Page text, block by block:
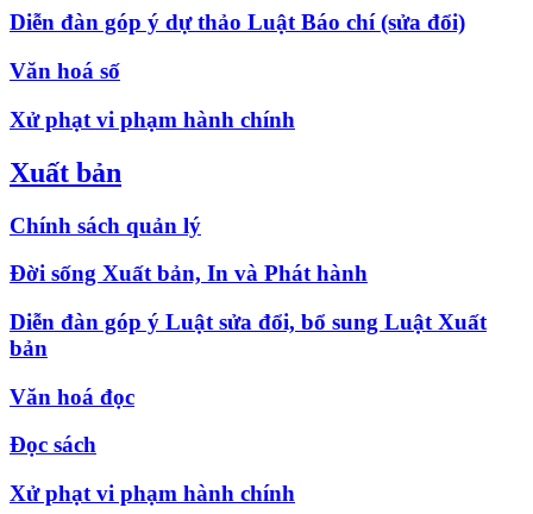
Diễn đàn góp ý dự thảo Luật Báo chí (sửa đổi)
Văn hoá số
Xử phạt vi phạm hành chính
Xuất bản
Chính sách quản lý
Đời sống Xuất bản, In và Phát hành
Diễn đàn góp ý Luật sửa đổi, bổ sung Luật Xuất
bản
Văn hoá đọc
Đọc sách
Xử phạt vi phạm hành chính